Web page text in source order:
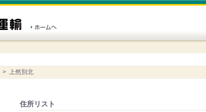
> 上然別北
住所リスト